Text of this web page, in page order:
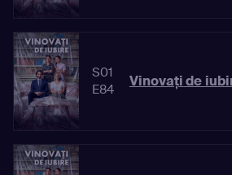
S01
E84
Vinovaţi de